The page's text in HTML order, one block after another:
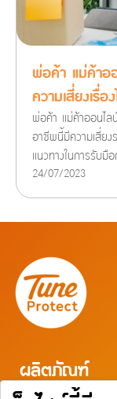
พ่อค้า แม่ค้าอ
ความเสี่ยงเรื่อ
พ่อค้า แม่ค้าออนไ
อาชีพนี้มีความเสี่ยง
แนวทางในการรับมื
24/07/2023
ผลิตภัณฑ์
ประกันภัยสำหรับบุคคล
ประกันภัยสำหรับธุรกิจ